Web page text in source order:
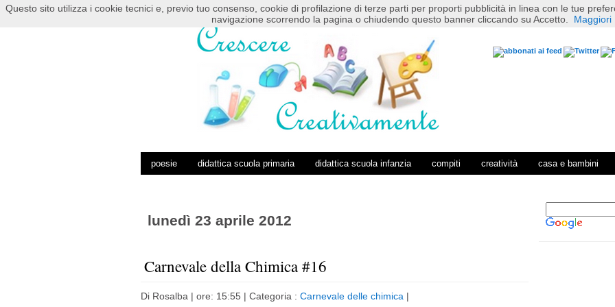
HOME POSTS RSS COMMENTS RSS
poesie didattica scuola primaria didattica scuola infanzia compiti creatività casa e bambini
lunedì 23 aprile 2012
Carnevale della Chimica #16
Di Rosalba | ore: 15:55 | Categoria : Carnevale delle chimica |
Questo sito utilizza i cookie tecnici e, previo tuo consenso, cookie di profilazione di terze parti per proporti pubblicità in linea con le tue
navigazione scorrendo la pagina o chiudendo questo banner cliccando su Accetto.
Maggiori